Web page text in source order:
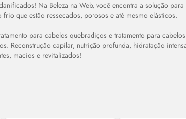
Na Beleza na Web, você encontra a solução
que estão ressecados, porosos e até mesmo elásticos.
para cabelos quebradiços e tratamento para
Reconstrução capilar, nutrição profunda, hidratação
macios e revitalizados!